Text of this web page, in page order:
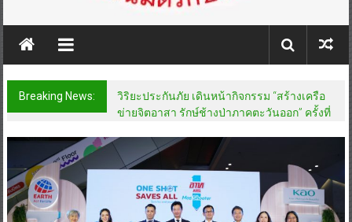
Breaking News:
วิริยะประกันภัย เดินหน้ากิจกรรม “สร้างเครือ
ข่ายจิตอาสา รักษ์ช้างป่าภาคตะวันออก” ครั้งที่